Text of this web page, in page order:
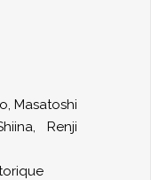
,Masatoshi
,Renji